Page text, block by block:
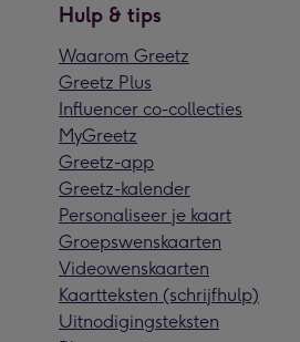
Hulp & tips
Waarom Greetz
Greetz Plus
Influencer co-collecties
MyGreetz
Greetz-app
Greetz-kalender
Personaliseer je kaart
Groepswenskaarten
Videowenskaarten
Kaartteksten (schrijfhulp)
Uitnodigingsteksten